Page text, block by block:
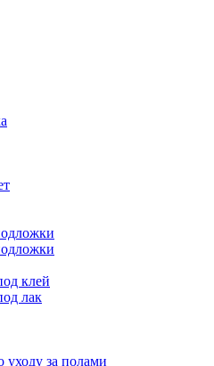
клей
лак
уходу за полами